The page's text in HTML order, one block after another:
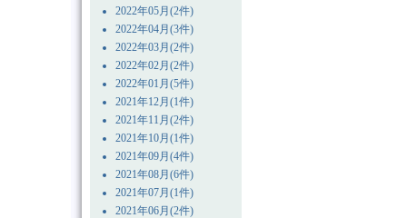
2022年05月(2件)
2022年04月(3件)
2022年03月(2件)
2022年02月(2件)
2022年01月(5件)
2021年12月(1件)
2021年11月(2件)
2021年10月(1件)
2021年09月(4件)
2021年08月(6件)
2021年07月(1件)
2021年06月(2件)